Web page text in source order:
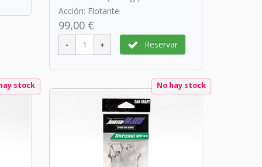
Acción: Flotante
99,00 €
Reservar
stock No hay stock